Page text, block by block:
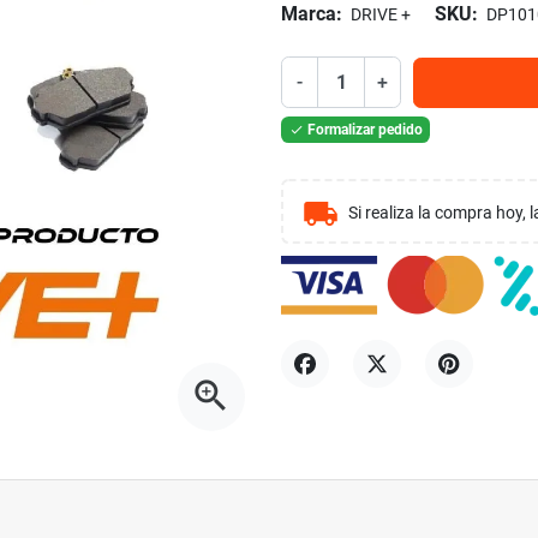
zoom_in
Marca: DRIVE + SKU:
- +
 Formalizar pedido
local_shipping Si realiza la compra hoy,